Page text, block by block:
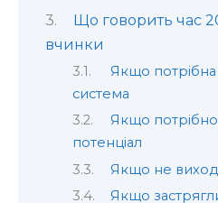
Що говорить час
вчинки
Якщо
система
Якщо
потенціал
Якщо не
Якщо